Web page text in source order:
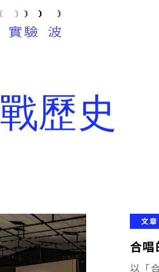
歷史
文章
合唱
以「